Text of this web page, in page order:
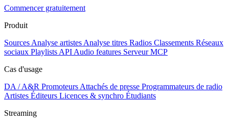
Commencer gratuitement
Produit
Sources Analyse artistes Analyse titres Radios Classements Réseaux
sociaux Playlists API Audio features Serveur MCP
Cas d'usage
DA / A&R Promoteurs Attachés de presse Programmateurs de radio
Artistes Éditeurs Licences & synchro Étudiants
Streaming